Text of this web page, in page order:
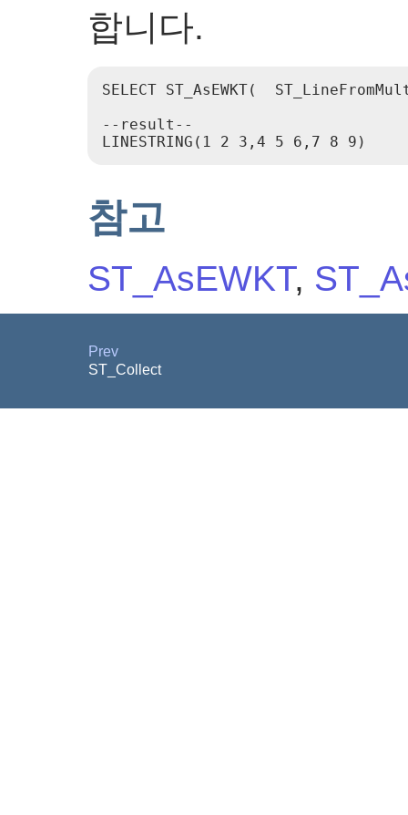
합니다.
SELECT ST_AsEWKT(
--result--
참고
ST_AsEWKT,
Prev
ST_Collect